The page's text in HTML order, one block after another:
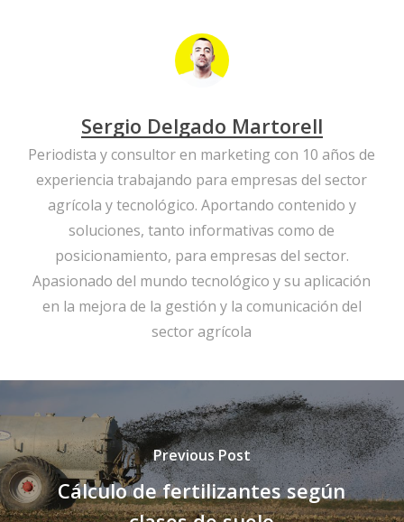
Sergio Delgado Martorell
Periodista y consultor en marketing con 10 años de
experiencia trabajando para empresas del sector
agrícola y tecnológico. Aportando contenido y
soluciones, tanto informativas como de
posicionamiento, para empresas del sector.
Apasionado del mundo tecnológico y su aplicación
en la mejora de la gestión y la comunicación del
sector agrícola
Previous Post
Cálculo de fertilizantes según